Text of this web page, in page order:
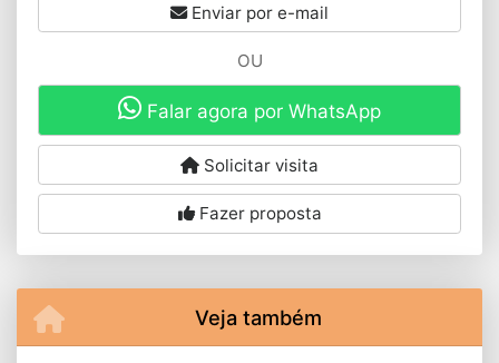
Enviar por e-mail
OU
Falar agora por WhatsApp
Solicitar visita
Fazer proposta
Veja também